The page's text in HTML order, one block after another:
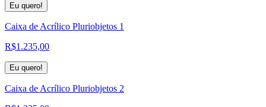
Eu quero!
Caixa de Acrílico Pluriobjetos 1
R$1.235,00
Eu quero!
Caixa de Acrílico Pluriobjetos 2